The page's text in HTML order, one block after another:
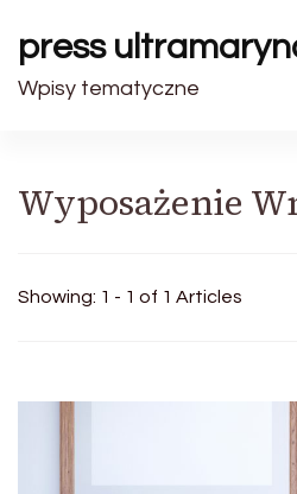
press
Wpisy tematyczne
Wyposażenie
Showing: 1 - 1 of 1 Articles